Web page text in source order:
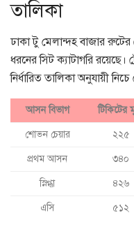
তালিকা
ঢাকা টু মেলান্দহ বাজার রুটের
ধরনের সিট ক্যাটাগরি রয়েছে।
নির্ধারিত তালিকা অনুযায়ী
আসন বিভাগ টিকিটের
শোভন চেয়ার ২২৫
প্রথম আসন ৩৪০
স্নিগ্ধা ৪২৬
এসি ৫১২